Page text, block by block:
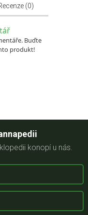
(0)
Buďte
produkt!
konopí u nás.